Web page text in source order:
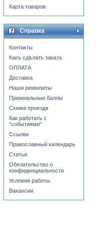
Карта товаров
Справка
Контакты
Какъ сдѣлать заказъ
ОПЛАТА
Доставка
Наши реквизиты
Премиальные баллы
Схема проезда
Как работать с
"событиями"
Ссылки
Православный календарь
Статьи
Обязательство о
конфиденциальности
Условия работы
Вакансии